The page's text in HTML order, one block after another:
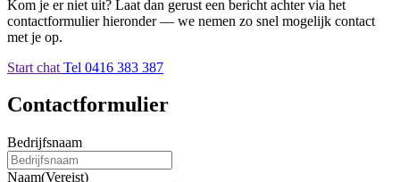
Kom je er niet uit? Laat dan gerust een bericht achter via het
contactformulier hieronder — we nemen zo snel mogelijk contact
met je op.
Start chat Tel 0416 383 387
Contactformulier
Bedrijfsnaam
Naam(Vereist)